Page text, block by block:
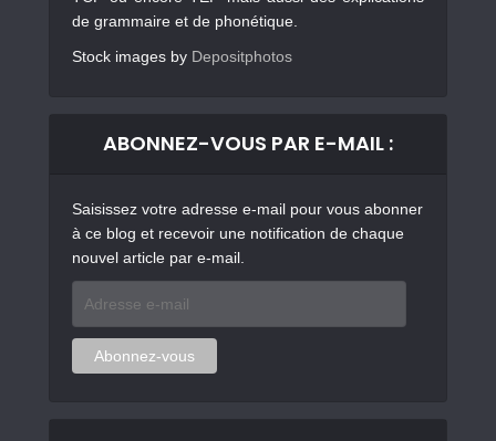
de grammaire et de phonétique.
Stock images by Depositphotos
ABONNEZ-VOUS PAR E-MAIL :
Saisissez votre adresse e-mail pour vous abonner
à ce blog et recevoir une notification de chaque
nouvel article par e-mail.
mail
Abonnez-vous